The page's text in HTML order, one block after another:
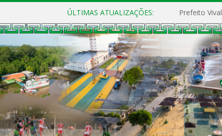
ÚLTIMAS ATUALIZAÇÕES: